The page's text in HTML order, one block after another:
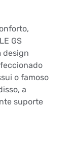
GS
design
o famoso
a
suporte